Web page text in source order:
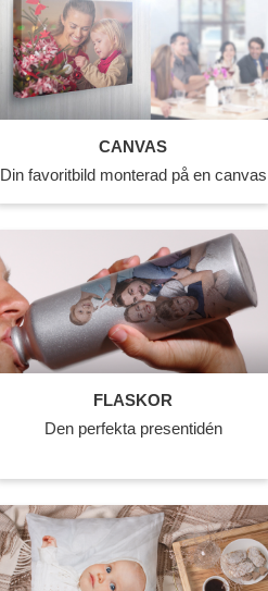
CANVAS
Din favoritbild monterad på en canvas
FLASKOR
Den perfekta presentidén